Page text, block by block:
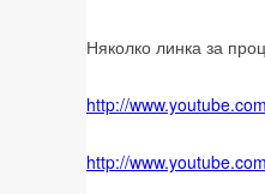
Няколко линка за
http://
http://